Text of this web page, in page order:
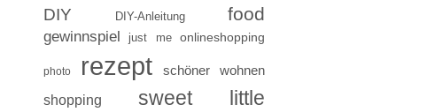
DIY DIY-Anleitung food
gewinnspiel just me onlineshopping
photo rezept schöner wohnen
shopping
sweet little